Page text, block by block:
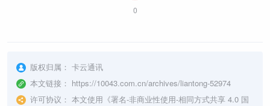
0
版权归属： 卡云通讯
本文链接： https://10043.com.cn/archives/liantong-52974
许可协议： 本文使用《署名-非商业性使用-相同方式共享 4.0 国